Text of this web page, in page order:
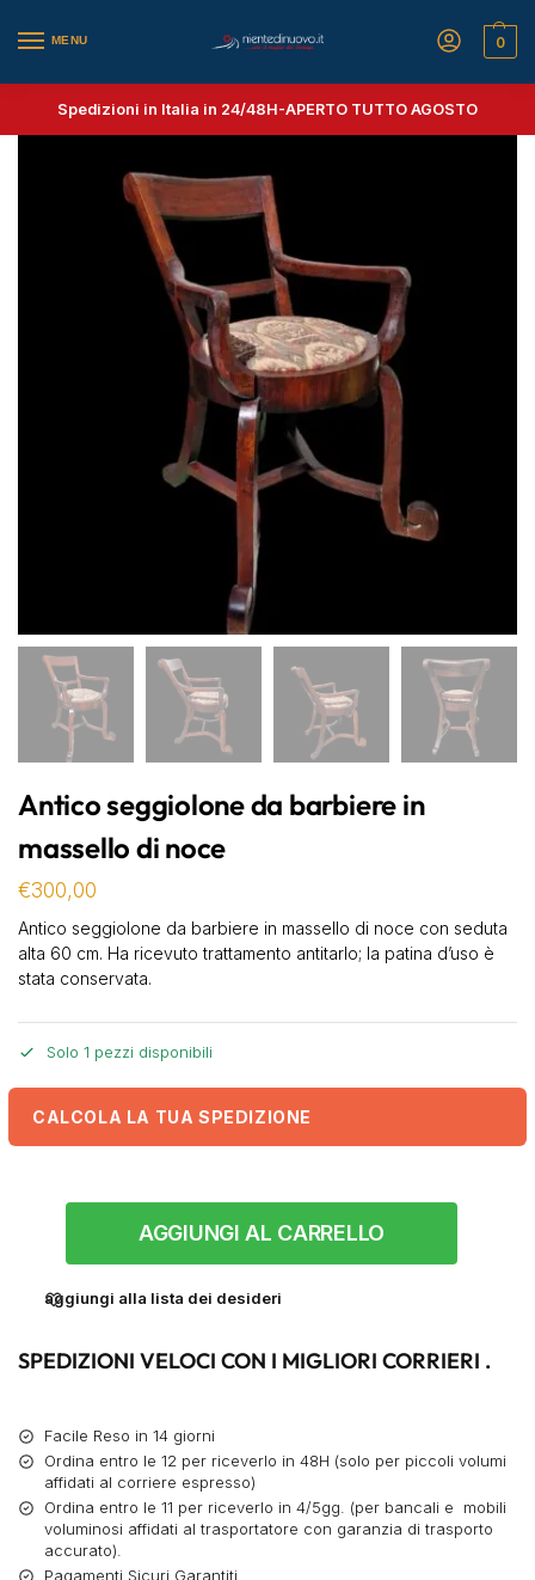
MENU 0
Spedizioni in Italia in 24/48H-APERTO TUTTO AGOSTO
Antico seggiolone da barbiere in
massello di noce
€300,00
Antico seggiolone da barbiere in massello di noce con seduta
alta 60 cm. Ha ricevuto trattamento antitarlo; la patina d’uso è
stata conservata.
Solo 1 pezzi disponibili
CALCOLA LA TUA SPEDIZIONE
AGGIUNGI AL CARRELLO
aggiungi alla lista dei desideri
SPEDIZIONI VELOCI CON I MIGLIORI CORRIERI .
Facile Reso in 14 giorni
Ordina entro le 12 per riceverlo in 48H (solo per piccoli volumi
affidati al corriere espresso)
Ordina entro le 11 per riceverlo in 4/5gg. (per bancali e mobili
voluminosi affidati al trasportatore con garanzia di trasporto
accurato).
Pagamenti Sicuri Garantiti